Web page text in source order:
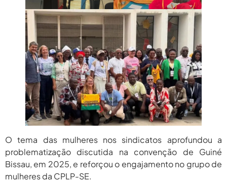
O tema das mulheres nos sindicatos aprofundou a
problematização discutida na convenção de Guiné
Bissau, em 2025, e reforçou o engajamento no grupo de
mulheres da CPLP-SE.